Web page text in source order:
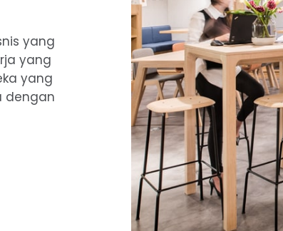
yang
yang
yang
dengan